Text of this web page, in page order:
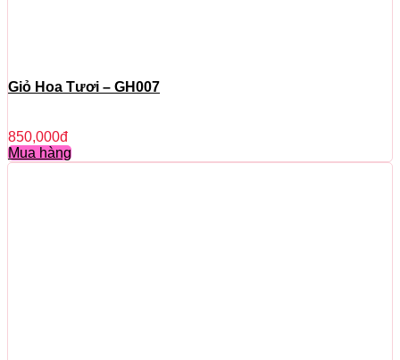
Giỏ Hoa Tươi – GH007
850,000đ
Mua hàng